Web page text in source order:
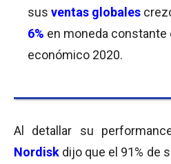
sus ventas globales
6% en moneda
económico 2020.
Al detallar su
Nordisk dijo que el 91% de